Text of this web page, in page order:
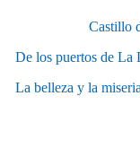
Castillo
De los puertos de La
La belleza y la